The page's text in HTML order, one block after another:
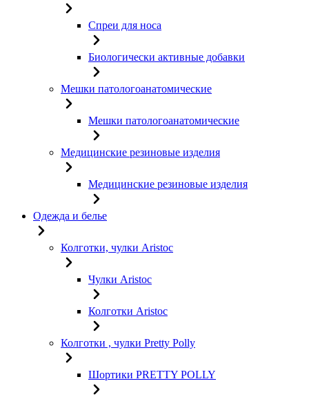
Спреи для носа
Биологически активные добавки
Мешки патологоанатомические
Мешки патологоанатомические
Медицинские резиновые изделия
Медицинские резиновые изделия
Одежда и белье
Колготки, чулки Aristoc
Чулки Aristoc
Колготки Aristoc
Колготки , чулки Pretty Polly
Шортики PRETTY POLLY